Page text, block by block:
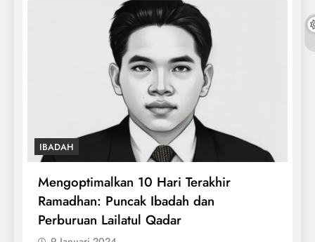
10 Hari Terakhir
Puncak Ibadah dan
Qadar
Tuntaskan
Witirmu Bersama